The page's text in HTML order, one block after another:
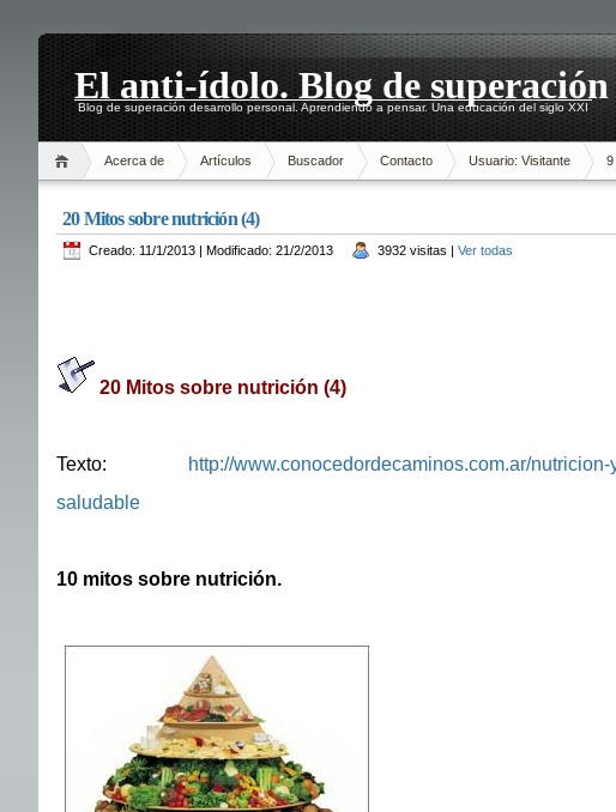
El anti-ídolo. Blog de
Blog de superación desarrollo personal. Aprendiendo a pensar. Una educación del siglo XXI
Acerca de Artículos Buscador Contacto Usuario: Visitante 9
20 Mitos sobre nutrición (4)
Creado: 11/1/2013 | Modificado: 21/2/2013 3932 visitas | Ver todas
20 Mitos sobre nutrición (4)
Texto:
http://www.conocedordecaminos.com.ar/
saludable
10 mitos sobre nutrición.